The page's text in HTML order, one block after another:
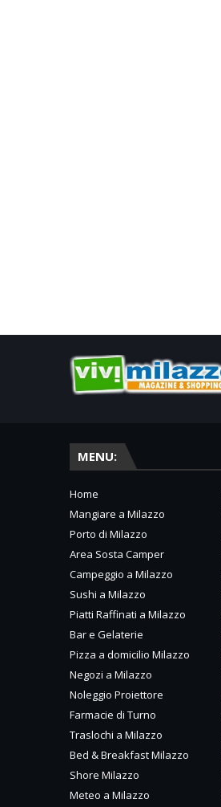
MENU:
Home
Mangiare a Milazzo
Porto di Milazzo
Area Sosta Camper
Campeggio a Milazzo
Sushi a Milazzo
Piatti Raffinati a Milazzo
Bar e Gelaterie
Pizza a domicilio Milazzo
Negozi a Milazzo
Noleggio Proiettore
Farmacie di Turno
Traslochi a Milazzo
Bed & Breakfast Milazzo
Shore Milazzo
Meteo a Milazzo